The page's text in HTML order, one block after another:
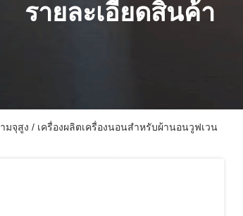
รายละเอียดสินค้า
จุสูง / เครื่องผลิตเครื่องนอนสำหรับผ้านอนวูฟเวน